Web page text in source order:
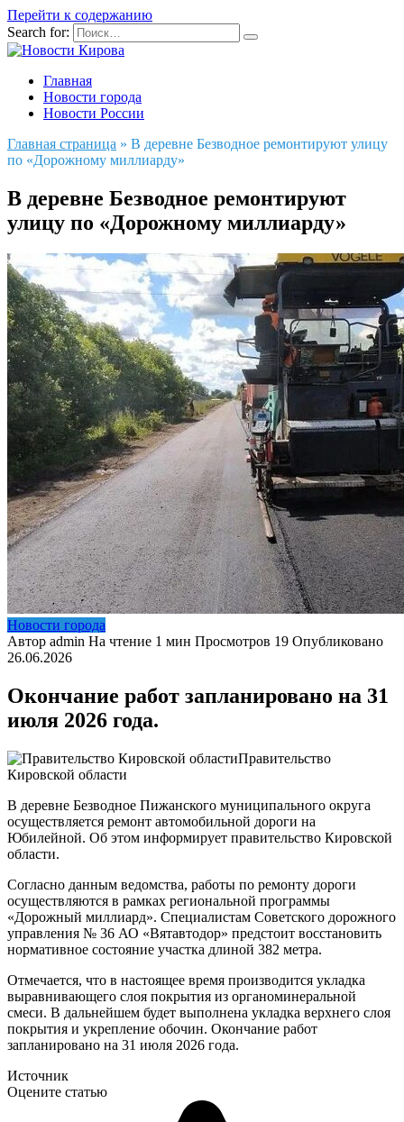
Перейти к содержанию
Search for:
Главная
Новости города
Новости России
Главная страница » В деревне Безводное ремонтируют улицу
по «Дорожному миллиарду»
В деревне Безводное ремонтируют
улицу по «Дорожному миллиарду»
Новости города
Автор admin На чтение 1 мин Просмотров 19 Опубликовано
26.06.2026
Окончание работ запланировано на 31
июля 2026 года.
Правительство
Кировской области
В деревне Безводное Пижанского муниципального округа
осуществляется ремонт автомобильной дороги на
Юбилейной. Об этом информирует правительство Кировской
области.
Согласно данным ведомства, работы по ремонту дороги
осуществляются в рамках региональной программы
«Дорожный миллиард». Специалистам Советского дорожного
управления № 36 АО «Вятавтодор» предстоит восстановить
нормативное состояние участка длиной 382 метра.
Отмечается, что в настоящее время производится укладка
выравнивающего слоя покрытия из органоминеральной
смеси. В дальнейшем будет выполнена укладка верхнего слоя
покрытия и укрепление обочин. Окончание работ
запланировано на 31 июля 2026 года.
Источник
Оцените статью